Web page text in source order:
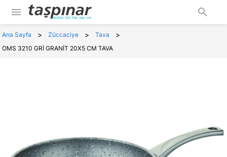
menu search
Ana Sayfa > Züccaciye > Tava >
OMS 3210 GRİ GRANİT 20X5 CM TAVA